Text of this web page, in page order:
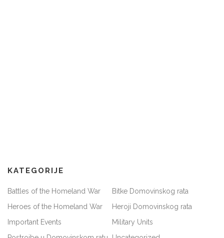
KATEGORIJE
Battles of the Homeland War
Bitke Domovinskog rata
Heroes of the Homeland War
Heroji Domovinskog rata
Important Events
Military Units